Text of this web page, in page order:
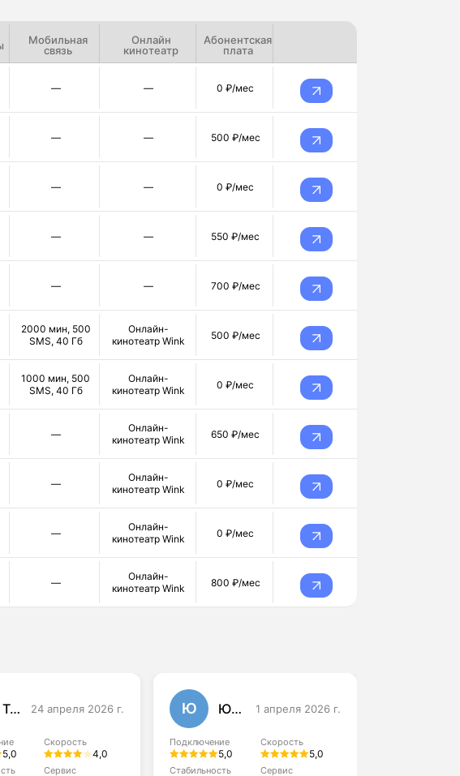
Тома 24 апреля 2026 г.
5,0
Скорость
4,0
Сервис
Ю Юлия Данилова 1 апреля 2026 г.
Подключение
5,0
Скорость
5,0
Стабильность Сервис
Мобильная
связь
Онлайн
кинотеатр
Абонентская
плата
— — 0 ₽/мес
— — 500 ₽/мес
— — 0 ₽/мес
— — 550 ₽/мес
— — 700 ₽/мес
2000 мин, 500
SMS, 40 Гб
Онлайн-
кинотеатр Wink
500 ₽/мес
1000 мин, 500
SMS, 40 Гб
Онлайн-
кинотеатр Wink
0 ₽/мес
—
Онлайн-
кинотеатр Wink
650 ₽/мес
—
Онлайн-
кинотеатр Wink
0 ₽/мес
—
Онлайн-
кинотеатр Wink
0 ₽/мес
—
Онлайн-
кинотеатр Wink
800 ₽/мес